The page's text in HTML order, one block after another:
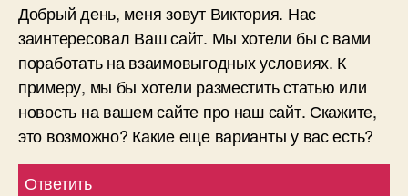
Добрый день, меня зовут Виктория. Нас
заинтересовал Ваш сайт. Мы хотели бы с вами
поработать на взаимовыгодных условиях. К
примеру, мы бы хотели разместить статью или
новость на вашем сайте про наш сайт. Скажите,
это возможно? Какие еще варианты у вас есть?
Ответить